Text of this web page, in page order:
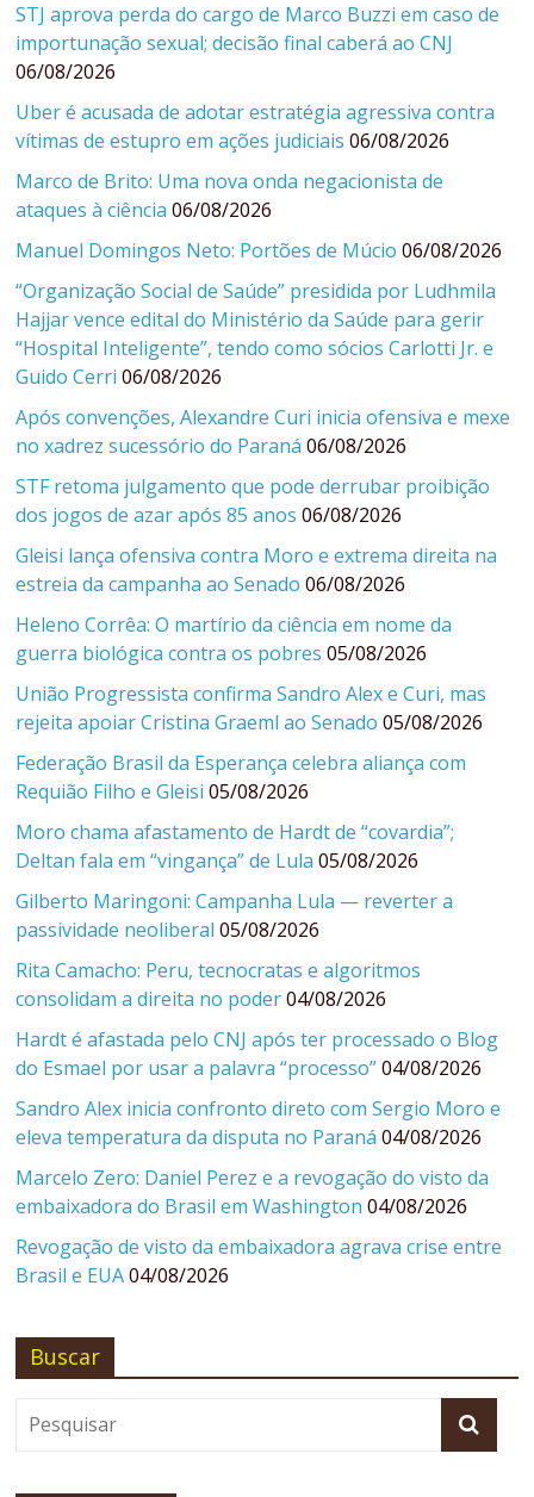
STJ aprova perda do cargo de Marco Buzzi em caso de
importunação sexual; decisão final caberá ao CNJ
06/08/2026
Uber é acusada de adotar estratégia agressiva contra
vítimas de estupro em ações judiciais 06/08/2026
Marco de Brito: Uma nova onda negacionista de
ataques à ciência 06/08/2026
Manuel Domingos Neto: Portões de Múcio 06/08/2026
“Organização Social de Saúde” presidida por Ludhmila
Hajjar vence edital do Ministério da Saúde para gerir
“Hospital Inteligente”, tendo como sócios Carlotti Jr. e
Guido Cerri 06/08/2026
Após convenções, Alexandre Curi inicia ofensiva e mexe
no xadrez sucessório do Paraná 06/08/2026
STF retoma julgamento que pode derrubar proibição
dos jogos de azar após 85 anos 06/08/2026
Gleisi lança ofensiva contra Moro e extrema direita na
estreia da campanha ao Senado 06/08/2026
Heleno Corrêa: O martírio da ciência em nome da
guerra biológica contra os pobres 05/08/2026
União Progressista confirma Sandro Alex e Curi, mas
rejeita apoiar Cristina Graeml ao Senado 05/08/2026
Federação Brasil da Esperança celebra aliança com
Requião Filho e Gleisi 05/08/2026
Moro chama afastamento de Hardt de “covardia”;
Deltan fala em “vingança” de Lula 05/08/2026
Gilberto Maringoni: Campanha Lula — reverter a
passividade neoliberal 05/08/2026
Rita Camacho: Peru, tecnocratas e algoritmos
consolidam a direita no poder 04/08/2026
Hardt é afastada pelo CNJ após ter processado o Blog
do Esmael por usar a palavra “processo” 04/08/2026
Sandro Alex inicia confronto direto com Sergio Moro e
eleva temperatura da disputa no Paraná 04/08/2026
Marcelo Zero: Daniel Perez e a revogação do visto da
embaixadora do Brasil em Washington 04/08/2026
Revogação de visto da embaixadora agrava crise entre
Brasil e EUA 04/08/2026
Buscar